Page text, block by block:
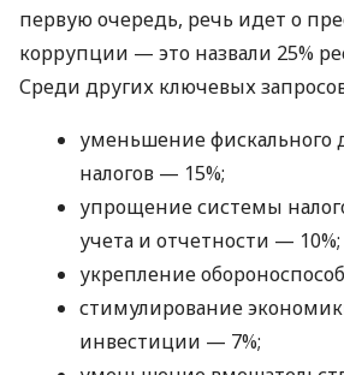
первую очередь, речь идет о
коррупции — это назвали 25%
Среди других ключевых
уменьшение фискального
налогов — 15%;
упрощение системы
учета и отчетности — 10%;
укрепление
стимулирование
инвестиции — 7%;